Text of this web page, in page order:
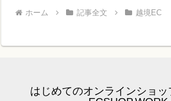
ホーム 記事全文 越境EC
はじめてのオンラインショ